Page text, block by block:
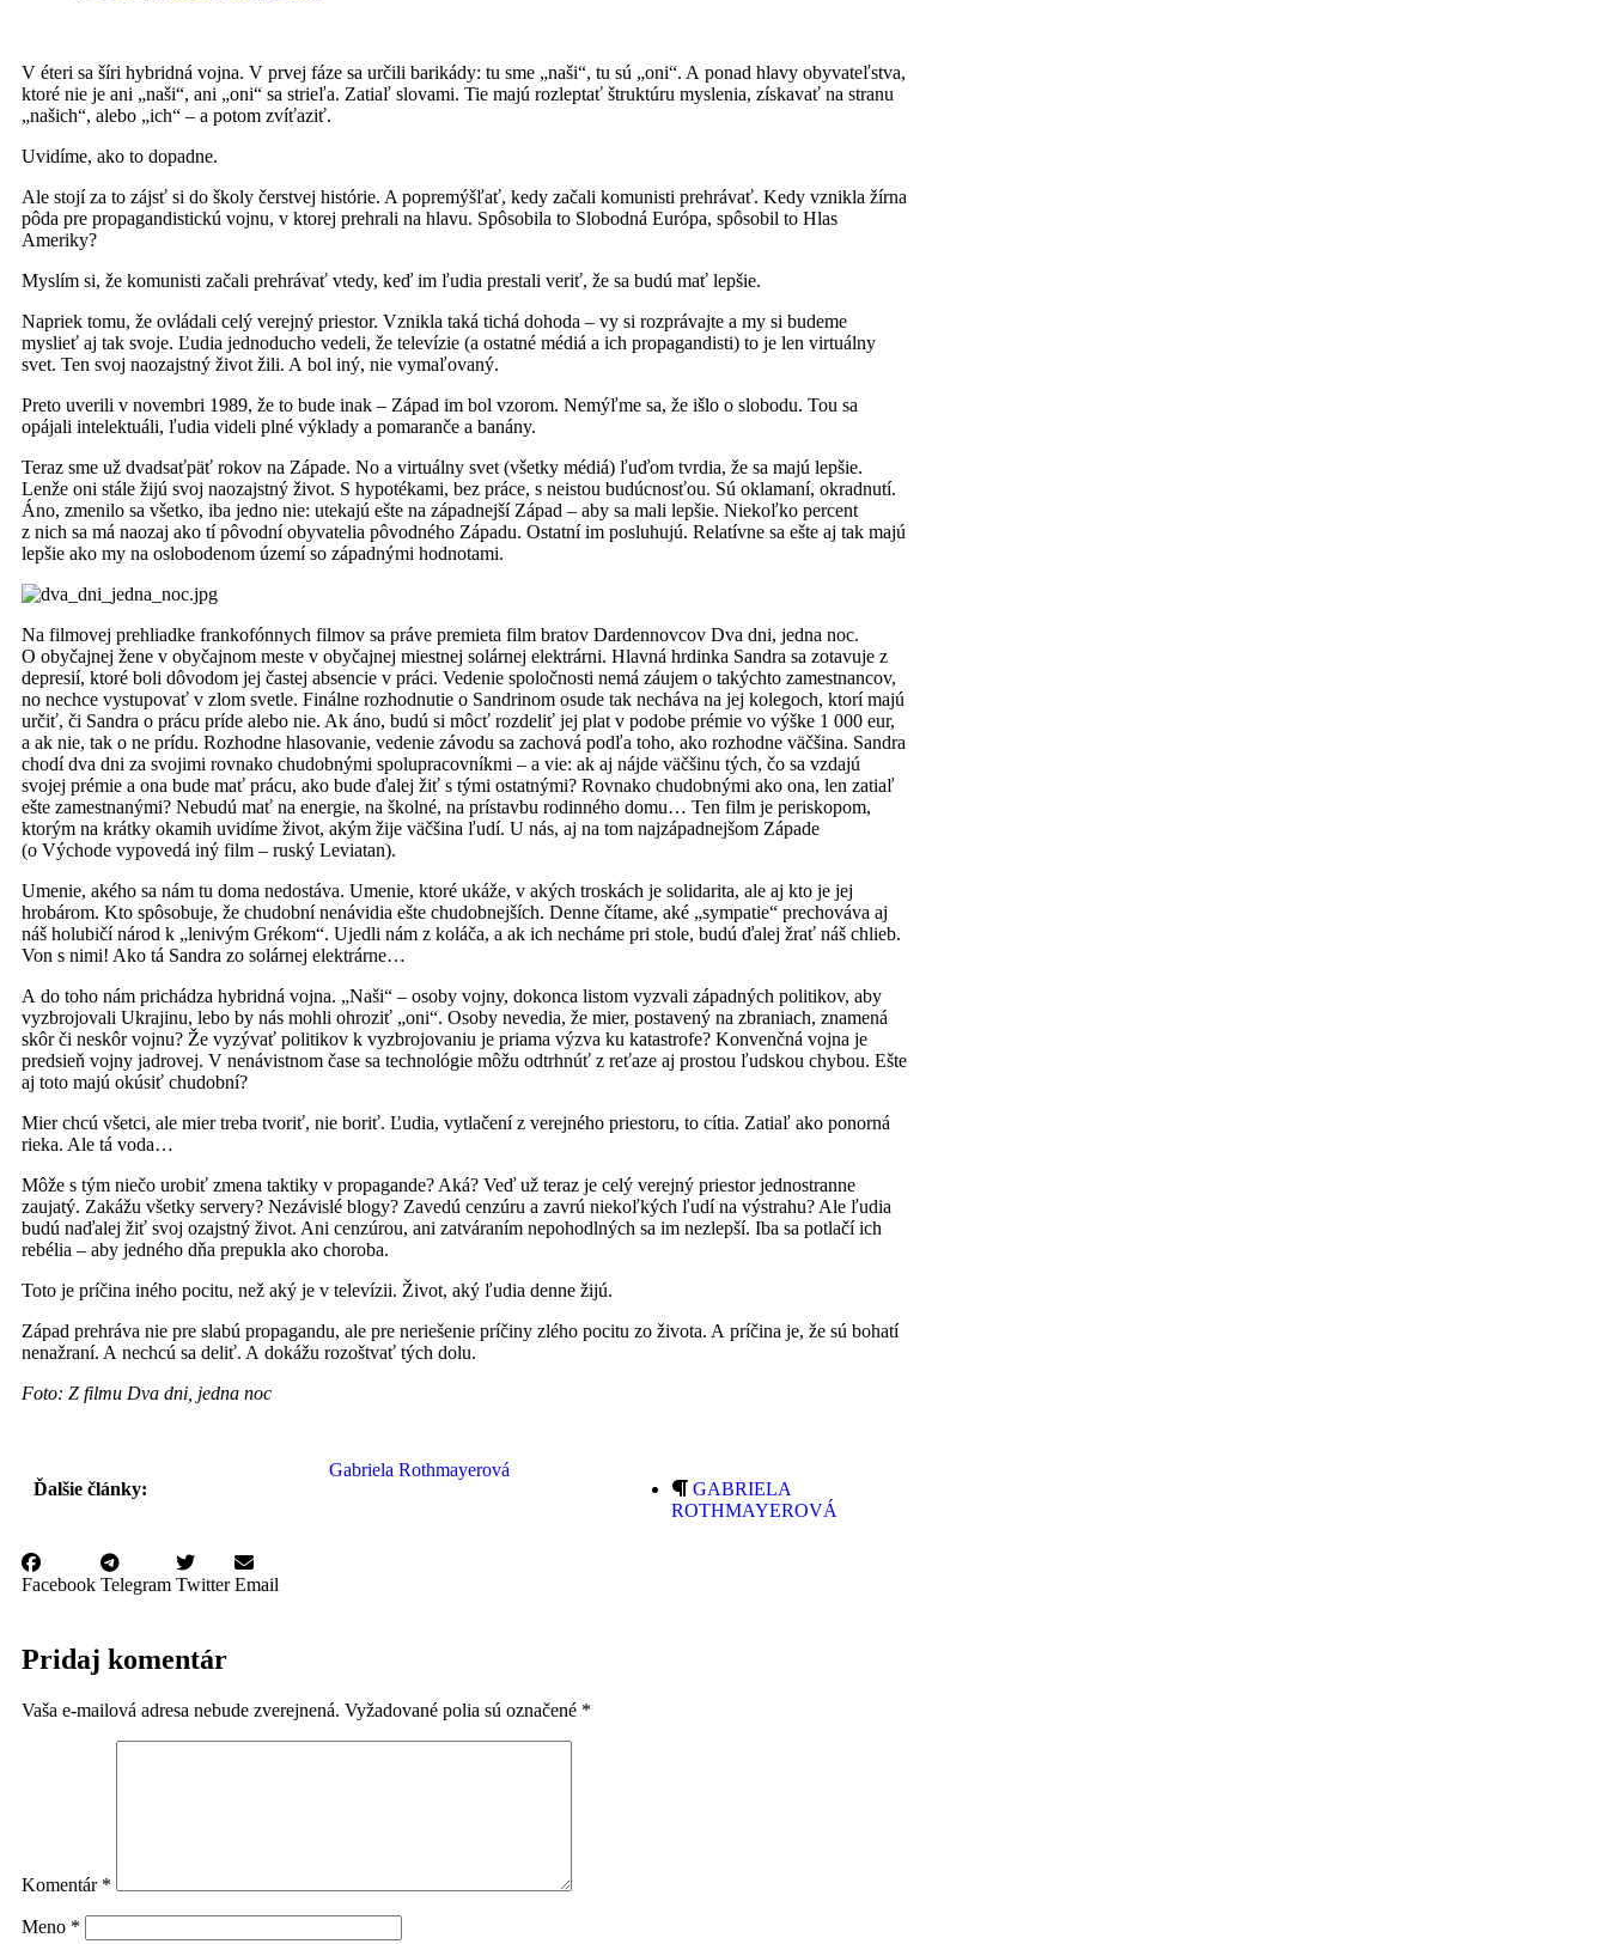
V éteri sa šíri hybridná vojna. V prvej fáze sa určili barikády: tu sme „naši“, tu sú „oni“. A ponad hlavy obyvateľstva,
ktoré nie je ani „naši“, ani „oni“ sa strieľa. Zatiaľ slovami. Tie majú rozleptať štruktúru myslenia, získavať na stranu
„našich“, alebo „ich“ – a potom zvíťaziť.
Uvidíme, ako to dopadne.
Ale stojí za to zájsť si do školy čerstvej histórie. A popremýšľať, kedy začali komunisti prehrávať. Kedy vznikla žírna
pôda pre propagandistickú vojnu, v ktorej prehrali na hlavu. Spôsobila to Slobodná Európa, spôsobil to Hlas
Ameriky?
Myslím si, že komunisti začali prehrávať vtedy, keď im ľudia prestali veriť, že sa budú mať lepšie.
Napriek tomu, že ovládali celý verejný priestor. Vznikla taká tichá dohoda – vy si rozprávajte a my si budeme
myslieť aj tak svoje. Ľudia jednoducho vedeli, že televízie (a ostatné médiá a ich propagandisti) to je len virtuálny
svet. Ten svoj naozajstný život žili. A bol iný, nie vymaľovaný.
Preto uverili v novembri 1989, že to bude inak – Západ im bol vzorom. Nemýľme sa, že išlo o slobodu. Tou sa
opájali intelektuáli, ľudia videli plné výklady a pomaranče a banány.
Teraz sme už dvadsaťpäť rokov na Západe. No a virtuálny svet (všetky médiá) ľuďom tvrdia, že sa majú lepšie.
Lenže oni stále žijú svoj naozajstný život. S hypotékami, bez práce, s neistou budúcnosťou. Sú oklamaní, okradnutí.
Áno, zmenilo sa všetko, iba jedno nie: utekajú ešte na západnejší Západ – aby sa mali lepšie. Niekoľko percent
z nich sa má naozaj ako tí pôvodní obyvatelia pôvodného Západu. Ostatní im posluhujú. Relatívne sa ešte aj tak majú
lepšie ako my na oslobodenom území so západnými hodnotami.
Na filmovej prehliadke frankofónnych filmov sa práve premieta film bratov Dardennovcov Dva dni, jedna noc.
O obyčajnej žene v obyčajnom meste v obyčajnej miestnej solárnej elektrárni. Hlavná hrdinka Sandra sa zotavuje z
depresií, ktoré boli dôvodom jej častej absencie v práci. Vedenie spoločnosti nemá záujem o takýchto zamestnancov,
no nechce vystupovať v zlom svetle. Finálne rozhodnutie o Sandrinom osude tak necháva na jej kolegoch, ktorí majú
určiť, či Sandra o prácu príde alebo nie. Ak áno, budú si môcť rozdeliť jej plat v podobe prémie vo výške 1 000 eur,
a ak nie, tak o ne prídu. Rozhodne hlasovanie, vedenie závodu sa zachová podľa toho, ako rozhodne väčšina. Sandra
chodí dva dni za svojimi rovnako chudobnými spolupracovníkmi – a vie: ak aj nájde väčšinu tých, čo sa vzdajú
svojej prémie a ona bude mať prácu, ako bude ďalej žiť s tými ostatnými? Rovnako chudobnými ako ona, len zatiaľ
ešte zamestnanými? Nebudú mať na energie, na školné, na prístavbu rodinného domu… Ten film je periskopom,
ktorým na krátky okamih uvidíme život, akým žije väčšina ľudí. U nás, aj na tom najzápadnejšom Západe
(o Východe vypovedá iný film – ruský Leviatan).
Umenie, akého sa nám tu doma nedostáva. Umenie, ktoré ukáže, v akých troskách je solidarita, ale aj kto je jej
hrobárom. Kto spôsobuje, že chudobní nenávidia ešte chudobnejších. Denne čítame, aké „sympatie“ prechováva aj
náš holubičí národ k „lenivým Grékom“. Ujedli nám z koláča, a ak ich necháme pri stole, budú ďalej žrať náš chlieb.
Von s nimi! Ako tá Sandra zo solárnej elektrárne…
A do toho nám prichádza hybridná vojna. „Naši“ – osoby vojny, dokonca listom vyzvali západných politikov, aby
vyzbrojovali Ukrajinu, lebo by nás mohli ohroziť „oni“. Osoby nevedia, že mier, postavený na zbraniach, znamená
skôr či neskôr vojnu? Že vyzývať politikov k vyzbrojovaniu je priama výzva ku katastrofe? Konvenčná vojna je
predsieň vojny jadrovej. V nenávistnom čase sa technológie môžu odtrhnúť z reťaze aj prostou ľudskou chybou. Ešte
aj toto majú okúsiť chudobní?
Mier chcú všetci, ale mier treba tvoriť, nie boriť. Ľudia, vytlačení z verejného priestoru, to cítia. Zatiaľ ako ponorná
rieka. Ale tá voda…
Môže s tým niečo urobiť zmena taktiky v propagande? Aká? Veď už teraz je celý verejný priestor jednostranne
zaujatý. Zakážu všetky servery? Nezávislé blogy? Zavedú cenzúru a zavrú niekoľkých ľudí na výstrahu? Ale ľudia
budú naďalej žiť svoj ozajstný život. Ani cenzúrou, ani zatváraním nepohodlných sa im nezlepší. Iba sa potlačí ich
rebélia – aby jedného dňa prepukla ako choroba.
Toto je príčina iného pocitu, než aký je v televízii. Život, aký ľudia denne žijú.
Západ prehráva nie pre slabú propagandu, ale pre neriešenie príčiny zlého pocitu zo života. A príčina je, že sú bohatí
nenažraní. A nechcú sa deliť. A dokážu rozoštvať tých dolu.
Foto: Z filmu Dva dni, jedna noc
Ďalšie články:
Gabriela Rothmayerová
GABRIELA
ROTHMAYEROVÁ
Facebook Telegram Twitter Email
Pridaj komentár
Vaša e-mailová adresa nebude zverejnená. Vyžadované polia sú označené *
Komentár *
Meno *